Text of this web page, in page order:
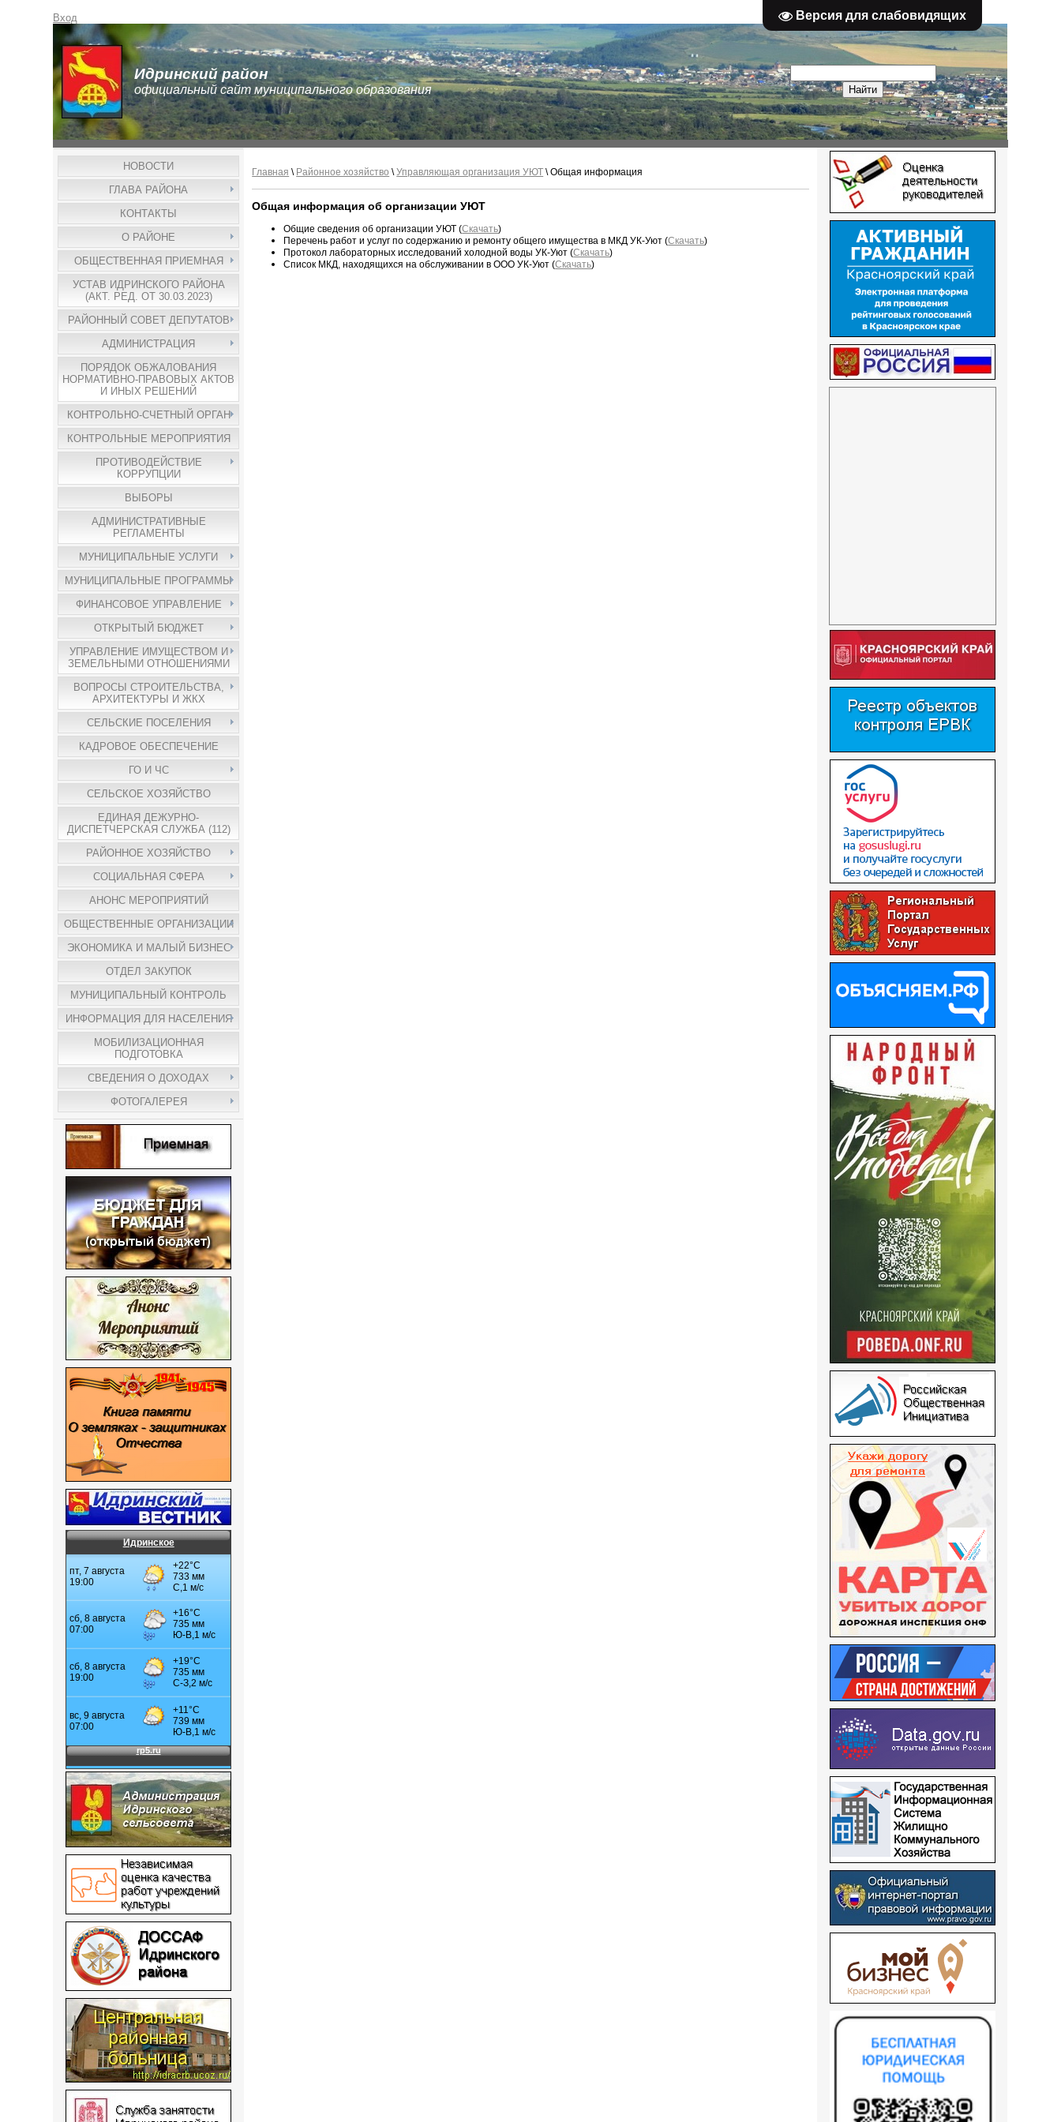
Версия для слабовидящих
Вход
Идринский район
официальный сайт муниципального образования
НОВОСТИ
ГЛАВА РАЙОНА
КОНТАКТЫ
О РАЙОНЕ
ОБЩЕСТВЕННАЯ ПРИЕМНАЯ
УСТАВ ИДРИНСКОГО РАЙОНА
(АКТ. РЕД. ОТ 30.03.2023)
РАЙОННЫЙ СОВЕТ ДЕПУТАТОВ
АДМИНИСТРАЦИЯ
ПОРЯДОК ОБЖАЛОВАНИЯ
НОРМАТИВНО-ПРАВОВЫХ АКТОВ
И ИНЫХ РЕШЕНИЙ
КОНТРОЛЬНО-СЧЕТНЫЙ ОРГАН
КОНТРОЛЬНЫЕ МЕРОПРИЯТИЯ
ПРОТИВОДЕЙСТВИЕ
КОРРУПЦИИ
ВЫБОРЫ
АДМИНИСТРАТИВНЫЕ
РЕГЛАМЕНТЫ
МУНИЦИПАЛЬНЫЕ УСЛУГИ
МУНИЦИПАЛЬНЫЕ ПРОГРАММЫ
ФИНАНСОВОЕ УПРАВЛЕНИЕ
ОТКРЫТЫЙ БЮДЖЕТ
УПРАВЛЕНИЕ ИМУЩЕСТВОМ И
ЗЕМЕЛЬНЫМИ ОТНОШЕНИЯМИ
ВОПРОСЫ СТРОИТЕЛЬСТВА,
АРХИТЕКТУРЫ И ЖКХ
СЕЛЬСКИЕ ПОСЕЛЕНИЯ
КАДРОВОЕ ОБЕСПЕЧЕНИЕ
ГО И ЧС
СЕЛЬСКОЕ ХОЗЯЙСТВО
ЕДИНАЯ ДЕЖУРНО-
ДИСПЕТЧЕРСКАЯ СЛУЖБА (112)
РАЙОННОЕ ХОЗЯЙСТВО
СОЦИАЛЬНАЯ СФЕРА
АНОНС МЕРОПРИЯТИЙ
ОБЩЕСТВЕННЫЕ ОРГАНИЗАЦИИ
ЭКОНОМИКА И МАЛЫЙ БИЗНЕС
ОТДЕЛ ЗАКУПОК
МУНИЦИПАЛЬНЫЙ КОНТРОЛЬ
ИНФОРМАЦИЯ ДЛЯ НАСЕЛЕНИЯ
МОБИЛИЗАЦИОННАЯ
ПОДГОТОВКА
СВЕДЕНИЯ О ДОХОДАХ
ФОТОГАЛЕРЕЯ
Идринское
Главная \ Районное хозяйство \Управляющая организация УЮТ \ Общая информация
Общая информация об организации УЮТ
Общие сведения об организации УЮТ (Скачать)
Перечень работ и услуг по содержанию и ремонту общего имущества в МКД УК-Уют (Скачать)
Протокол лабораторных исследований холодной воды УК-Уют (Скачать)
Список МКД, находящихся на обслуживании в ООО УК-Уют (Скачать)